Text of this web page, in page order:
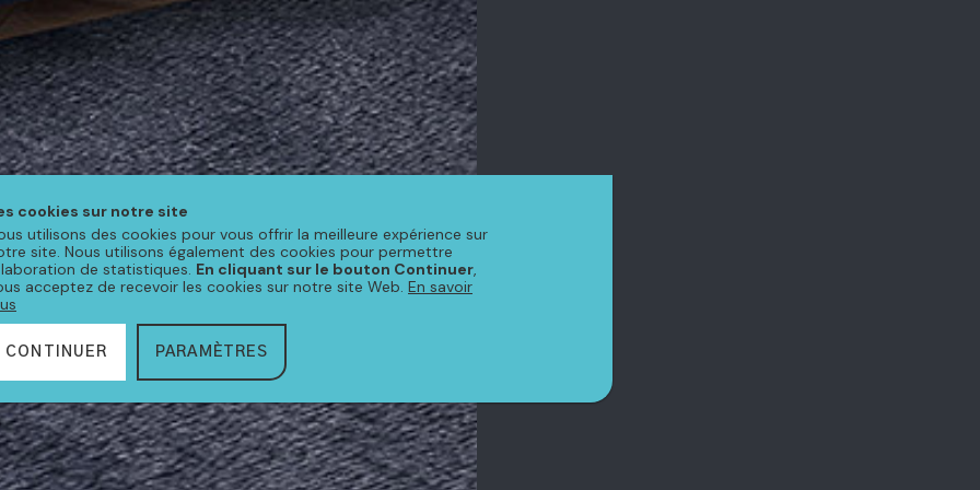
cookies sur notre site
utilisons des cookies pour vous offrir la meilleure expérience sur
site. Nous utilisons également des cookies pour permettre
de statistiques. En cliquant sur le bouton Continuer,
acceptez de recevoir les cookies sur notre site Web. En savoir
CONTINUER PARAMÈTRES